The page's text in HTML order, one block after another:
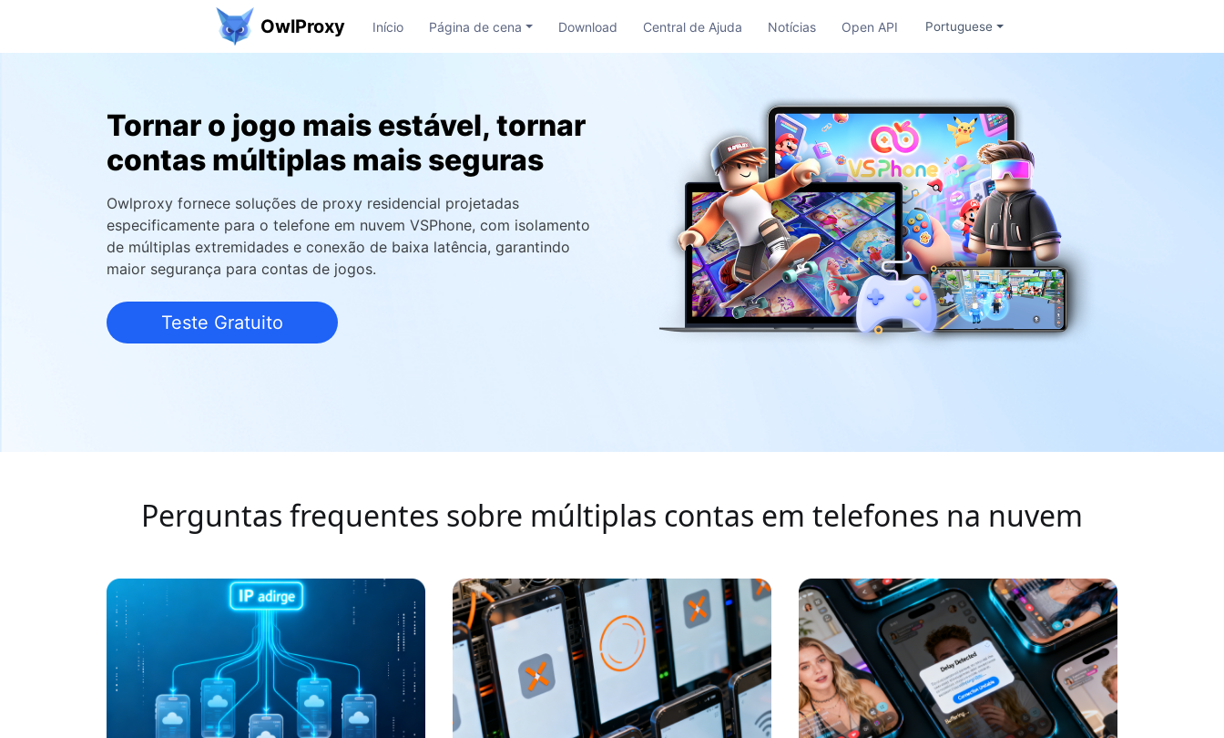
OwlProxy Início Página de cena Download Central de Ajuda Notícias Open API Portuguese
Tornar o jogo mais estável, tornar
contas múltiplas mais seguras
Owlproxy fornece soluções de proxy residencial projetadas
especificamente para o telefone em nuvem VSPhone, com isolamento
de múltiplas extremidades e conexão de baixa latência, garantindo
maior segurança para contas de jogos.
Teste Gratuito
Perguntas frequentes sobre múltiplas contas em telefones na nuvem